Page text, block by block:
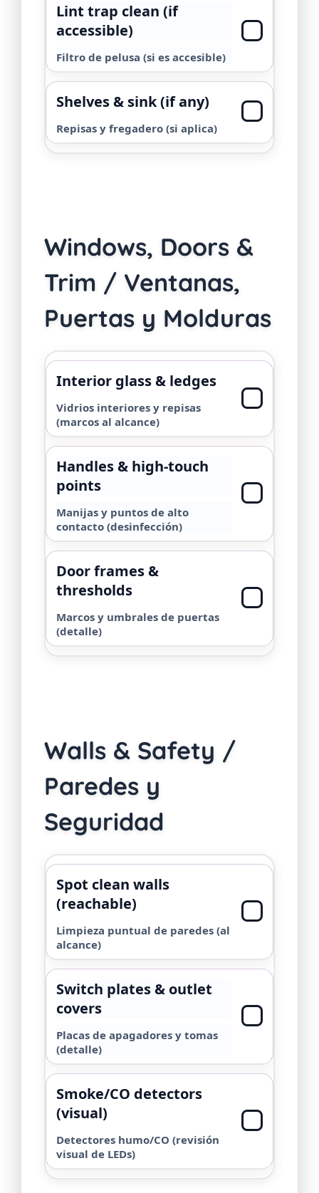
Lint trap clean (if
accessible)
Filtro de pelusa (si es accesible)
Shelves & sink (if any)
Repisas y fregadero (si aplica)
Windows, Doors &
Trim / Ventanas,
Puertas y Molduras
Interior glass & ledges
Vidrios interiores y repisas
(marcos al alcance)
Handles & high-touch
points
Manijas y puntos de alto
contacto (desinfección)
Door frames &
thresholds
Marcos y umbrales de puertas
(detalle)
Walls & Safety /
Paredes y
Seguridad
Spot clean walls
(reachable)
Limpieza puntual de paredes (al
alcance)
Switch plates & outlet
covers
Placas de apagadores y tomas
(detalle)
Smoke/CO detectors
(visual)
Detectores humo/CO (revisión
visual de LEDs)